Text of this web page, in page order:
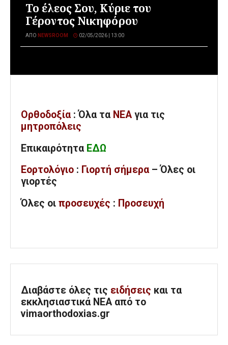
Το έλεος Σου, Κύριε του
Γέροντος Νικηφόρου
ΑΠΌ NEWSROOM 02/05/2026 | 13:00
Ορθοδοξία : Όλα τα ΝΕΑ για τις
μητροπόλεις
Επικαιρότητα ΕΔΩ
Εορτολόγιο : Γιορτή σήμερα – Όλες οι
γιορτές
Όλες οι προσευχές : Προσευχή
Διαβάστε όλες τις ειδήσεις και τα
εκκλησιαστικά ΝΕΑ από το
vimaorthodoxias.gr